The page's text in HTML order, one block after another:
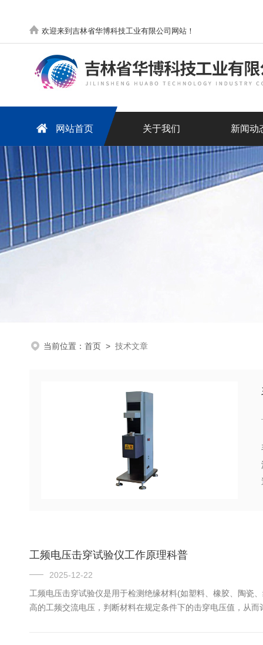
欢迎来到吉林省华博科技工业有限公司网站！
网站首页 关于我们 新闻动
当前位置： 首页 > 技术文章
工频电压击穿试验仪工作原理科普
2025-12-22
工频电压击穿试验仪是用于检测绝缘材料(如塑料、橡胶、陶瓷
高的工频交流电压，判断材料在规定条件下的击穿电压值，从